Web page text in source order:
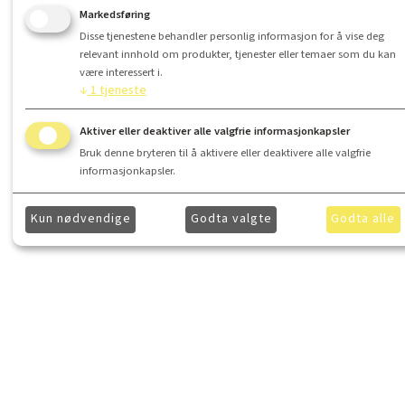
Markedsføring
Disse tjenestene behandler personlig informasjon for å vise deg
relevant innhold om produkter, tjenester eller temaer som du kan
være interessert i.
↓ 1tjeneste
Aktiver eller deaktiver alle valgfrie informasjonkapsler
Bruk denne bryteren til å aktivere eller deaktivere alle valgfrie
informasjonkapsler.
Kun nødvendige Godta valgte Godta alle